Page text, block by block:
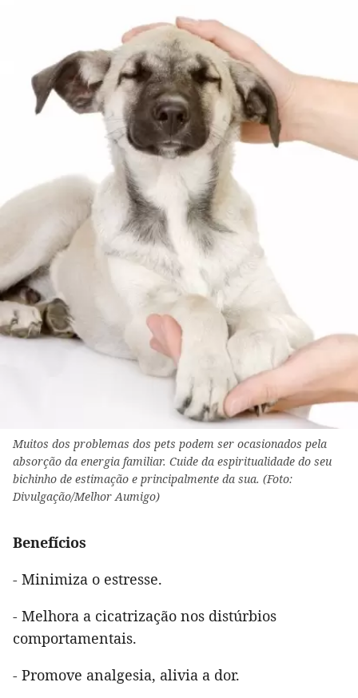
Muitos dos problemas dos pets podem ser ocasionados pela
absorção da energia familiar. Cuide da espiritualidade do seu
bichinho de estimação e principalmente da sua. (Foto:
Divulgação/Melhor Aumigo)
Benefícios
- Minimiza o estresse.
- Melhora a cicatrização nos distúrbios
comportamentais.
- Promove analgesia, alivia a dor.